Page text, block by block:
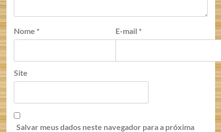
Nome * E-mail *
Site
Salvar meus dados neste navegador para a próxima